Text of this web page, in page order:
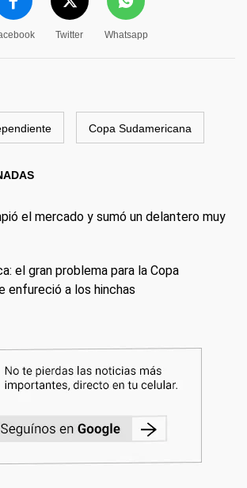
Twitter Whatsapp
Copa Sudamericana
el mercado y sumó un delantero muy
el gran problema para la Copa
enfureció a los hinchas